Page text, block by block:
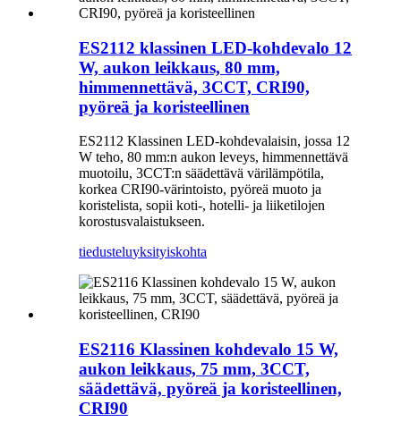
ES2112 klassinen LED-kohdevalo 12
W, aukon leikkaus, 80 mm,
himmennettävä, 3CCT, CRI90,
pyöreä ja koristeellinen
ES2112 Klassinen LED-kohdevalaisin, jossa 12
W teho, 80 mm:n aukon leveys, himmennettävä
muotoilu, 3CCT:n säädettävä värilämpötila,
korkea CRI90-värintoisto, pyöreä muoto ja
koristelista, sopii koti-, hotelli- ja liiketilojen
korostusvalaistukseen.
tiedusteluyksityiskohta
ES2116 Klassinen kohdevalo 15 W,
aukon leikkaus, 75 mm, 3CCT,
säädettävä, pyöreä ja koristeellinen,
CRI90